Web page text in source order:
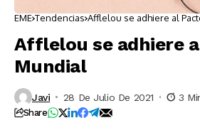
EME Tendencias Afflelou se adhiere al
Afflelou se adhiere
Mundial
Javi 28 De Julio De 2021 3
Share